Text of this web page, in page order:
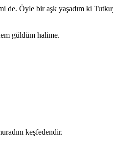
Öyle bir aşk yaşadım ki
güldüm halime.
keşfedendir.